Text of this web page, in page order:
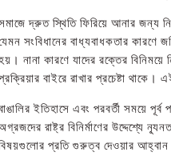
দ্রুত স্থিতি ফিরিয়ে আনার জন্য
সংবিধানের বাধ্যবাধকতার কারণে
নানা কারণে যাদের রক্তের বিনিময়ে
বাইরে রাখার প্রচেষ্টা
ইতিহাসে এবং পরবর্তী সময়ে
রাষ্ট্র বিনির্মাণের উদ্দেশ্যে
প্রতি গুরুত্ব দেওয়ার